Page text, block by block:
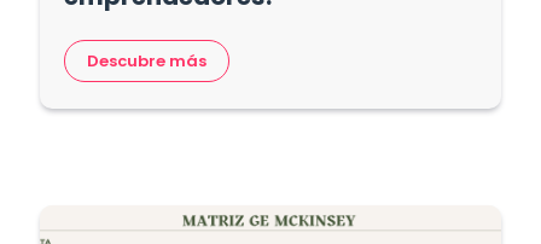
Descubre más